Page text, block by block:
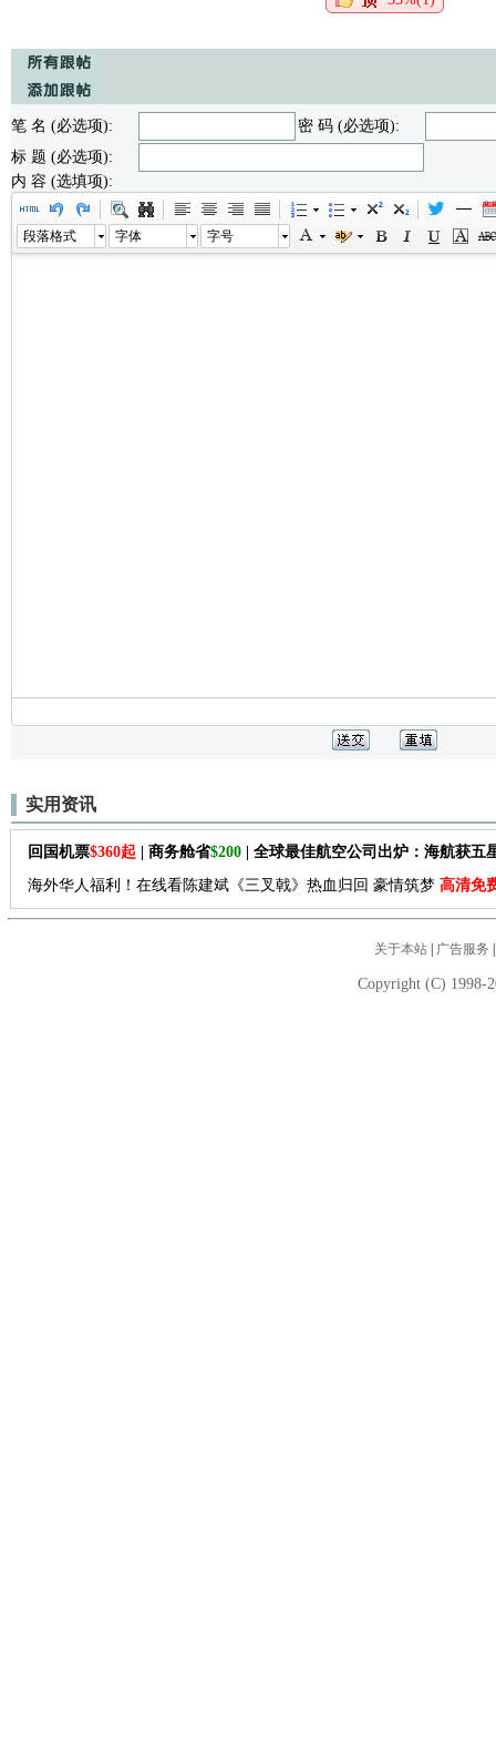
笔 名 (必选项):
密 码 (必选项):
标 题 (必选项):
内 容 (选填项):
段落格式 字体 字号
实用资讯
回国机票$360起 | 商务舱省$200 | 全球最佳航空公司出炉：海航获五
海外华人福利！在线看陈建斌《三叉戟》热血归回 豪情筑梦 高清免
关于本站| 广告服务
Copyright (C) 1998-